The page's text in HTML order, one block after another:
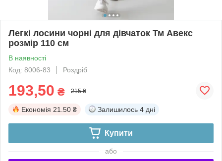
Легкі лосини чорні для дівчаток Тм Авекс
розмір 110 см
В наявності
Код: 8006-83
Роздріб
193,50 ₴ 215 ₴
Економія 21.50 ₴ Залишилось 4 дні
Купити
або